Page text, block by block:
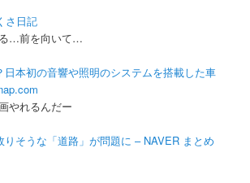
さ日記
…前を向いて…
日本初の音響や照明のシステムを搭載した車
やれるんだー
そうな「道路」が問題に – NAVER まとめ